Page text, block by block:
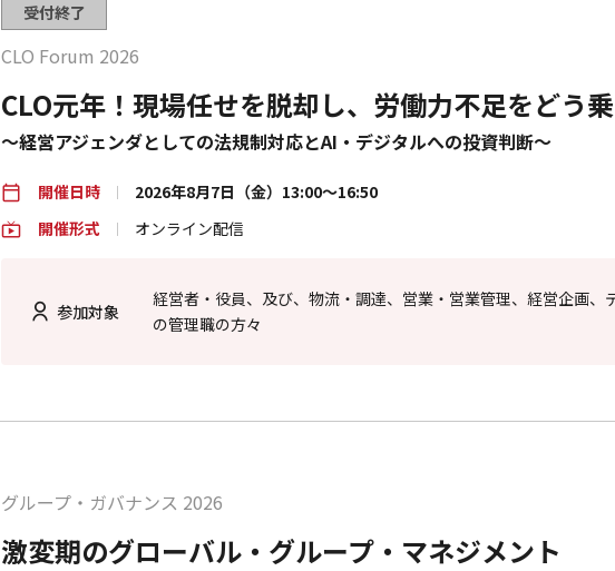
受付終了
CLO Forum 2026
CLO元年！現場任せを脱却し、労働力不足をどう
～経営アジェンダとしての法規制対応とAI・デジタルへの投資判断～
calendar_today 開催日時 2026年8月7日（金）13:00～16:50
live_tv 開催形式 オンライン配信
参加対象
経営者・役員、及び、物流・調達、営業・営業管理、経営企画
の管理職の方々
グループ・ガバナンス 2026
激変期のグローバル・グループ・マネジメント